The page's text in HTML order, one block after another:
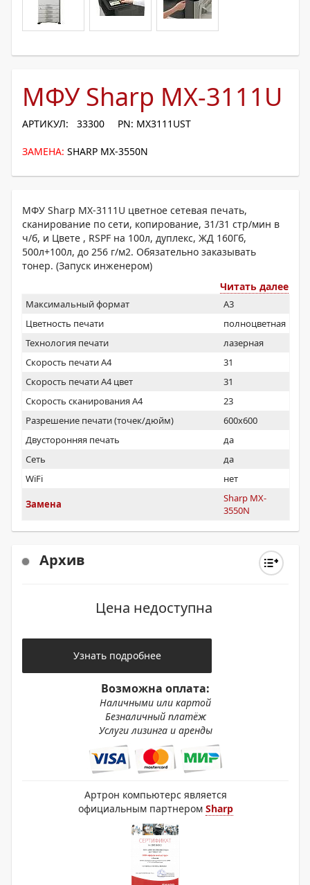
МФУ Sharp MX-3111U
АРТИКУЛ: 33300 PN: MX3111UST
ЗАМЕНА: SHARP MX-3550N
МФУ Sharp MX-3111U цветное сетевая печать,
сканирование по сети, копирование, 31/31 стр/мин в
ч/б, и Цвете , RSPF на 100л, дуплекс, ЖД 160Гб,
500л+100л, до 256 г/м2. Обязательно заказывать
тонер. (Запуск инженером)
Читать далее
Максимальный формат
A3
Цветность печати
полноцветная
Технология печати
лазерная
Скорость печати А4
31
Скорость печати А4 цвет
31
Скорость сканирования А4
23
Разрешение печати (точек/дюйм)
600x600
Двусторонняя печать
да
Сеть
да
WiFi
нет
Замена
Sharp MX-
3550N
Архив
Цена недоступна
Узнать подробнее
Возможна оплата:
Наличными или картой
Безналичный платёж
Услуги лизинга и аренды
Артрон компьютерс является
официальным партнером Sharp